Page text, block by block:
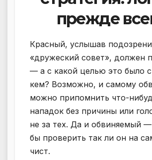
прежде
Красный, услышав
«дружеский совет», должен
— а с какой целью это было
кем? Возможно, и самому
можно припомнить что-
нападок без причины или
не за тех. Да и обвиняемый
бы проверить так ли он на
чист.